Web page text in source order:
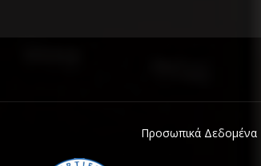
Προσωπικά Δεδομένα